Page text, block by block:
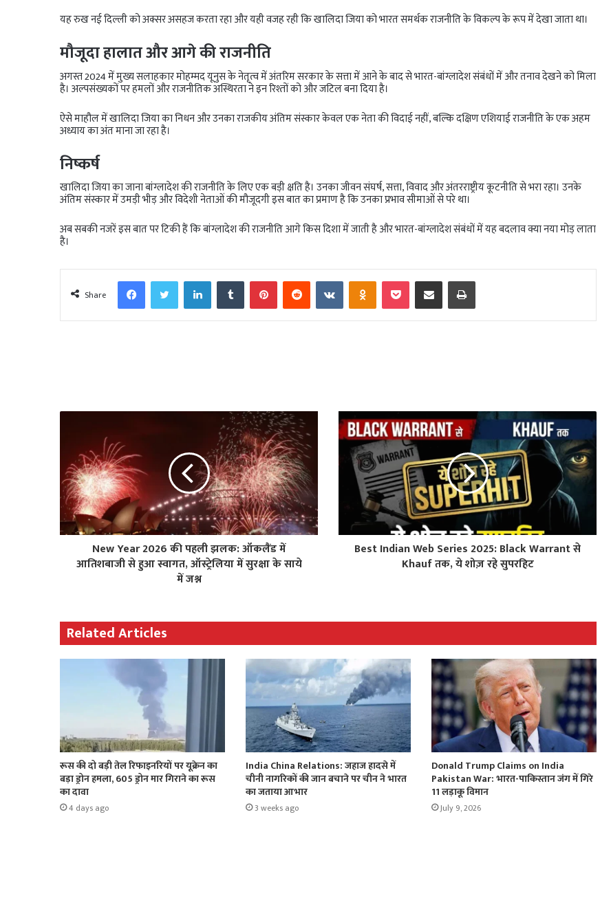
यह रुख नई दिल्ली को अक्सर असहज करता रहा और यही वजह रही कि खालिदा जिया को भारत समर्थक राजनीति के विकल्प के रूप में देखा जाता था।
मौजूदा हालात और आगे की राजनीति
अगस्त 2024 में मुख्य सलाहकार मोहम्मद यूनुस के नेतृत्व में अंतरिम सरकार के सत्ता में आने के बाद से भारत-बांग्लादेश संबंधों में और तनाव देखने को मिला
है। अल्पसंख्यकों पर हमलों और राजनीतिक अस्थिरता ने इन रिश्तों को और जटिल बना दिया है।
ऐसे माहौल में खालिदा जिया का निधन और उनका राजकीय अंतिम संस्कार केवल एक नेता की विदाई नहीं, बल्कि दक्षिण एशियाई राजनीति के एक अहम
अध्याय का अंत माना जा रहा है।
निष्कर्ष
खालिदा जिया का जाना बांग्लादेश की राजनीति के लिए एक बड़ी क्षति है। उनका जीवन संघर्ष, सत्ता, विवाद और अंतरराष्ट्रीय कूटनीति से भरा रहा। उनके
अंतिम संस्कार में उमड़ी भीड़ और विदेशी नेताओं की मौजूदगी इस बात का प्रमाण है कि उनका प्रभाव सीमाओं से परे था।
अब सबकी नजरें इस बात पर टिकी हैं कि बांग्लादेश की राजनीति आगे किस दिशा में जाती है और भारत-बांग्लादेश संबंधों में यह बदलाव क्या नया मोड़ लाता
है।
Share
FacebookTwitterLinkedInTumblrPinterestRedditVKontakteOdnoklassniki
PocketShare via Email Print
New Year 2026 की पहली झलक: ऑकलैंड में
आतिशबाजी से हुआ स्वागत, ऑस्ट्रेलिया में सुरक्षा के साये
में जश्न
Best Indian Web Series 2025: Black Warrant से
Khauf तक, ये शोज़ रहे सुपरहिट
Related Articles
रूस की दो बड़ी तेल रिफाइनरियों पर यूक्रेन का
बड़ा ड्रोन हमला, 605 ड्रोन मार गिराने का रूस
का दावा
4 days ago
India China Relations: जहाज हादसे में
चीनी नागरिकों की जान बचाने पर चीन ने भारत
का जताया आभार
3 weeks ago
Donald Trump Claims on India
Pakistan War: भारत-पाकिस्तान जंग में गिरे
11 लड़ाकू विमान
July 9, 2026